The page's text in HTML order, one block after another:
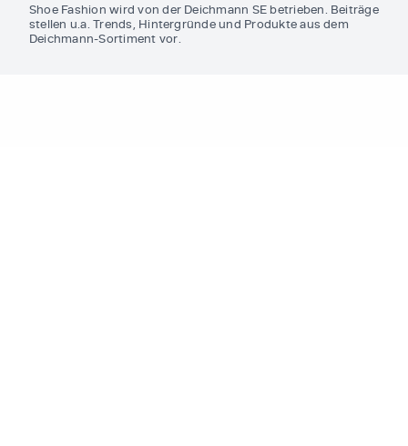
Shoe Fashion wird von der Deichmann SE betrieben. Beiträge
stellen u.a. Trends, Hintergründe und Produkte aus dem
Deichmann-Sortiment vor.